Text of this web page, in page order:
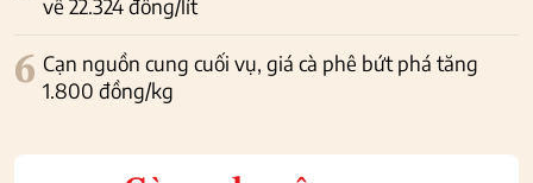
về 22.324 đồng/lít
6 Cạn nguồn cung cuối vụ, giá cà phê bứt phá tăng
1.800 đồng/kg